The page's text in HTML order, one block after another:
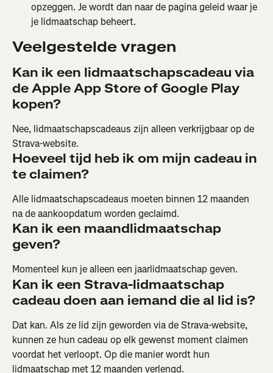
opzeggen. Je wordt dan naar de pagina geleid waar je
je lidmaatschap beheert.
Veelgestelde vragen
Kan ik een lidmaatschapscadeau via
de Apple App Store of Google Play
kopen?
Nee, lidmaatschapscadeaus zijn alleen verkrijgbaar op de
Strava-website.
Hoeveel tijd heb ik om mijn cadeau in
te claimen?
Alle lidmaatschapscadeaus moeten binnen 12 maanden
na de aankoopdatum worden geclaimd.
Kan ik een maandlidmaatschap
geven?
Momenteel kun je alleen een jaarlidmaatschap geven.
Kan ik een Strava-lidmaatschap
cadeau doen aan iemand die al lid is?
Dat kan. Als ze lid zijn geworden via de Strava-website,
kunnen ze hun cadeau op elk gewenst moment claimen
voordat het verloopt. Op die manier wordt hun
lidmaatschap met 12 maanden verlengd.